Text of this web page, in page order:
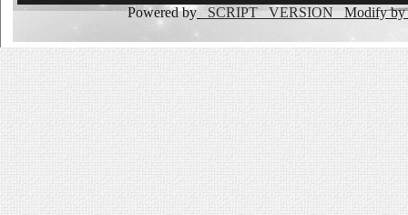
Powered by _SCRIPT _VERSION Modify